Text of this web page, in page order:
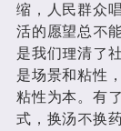
缩，人民群众
活的愿望总不
是我们理清了
是场景和粘性
粘性为本。有
式，换汤不换